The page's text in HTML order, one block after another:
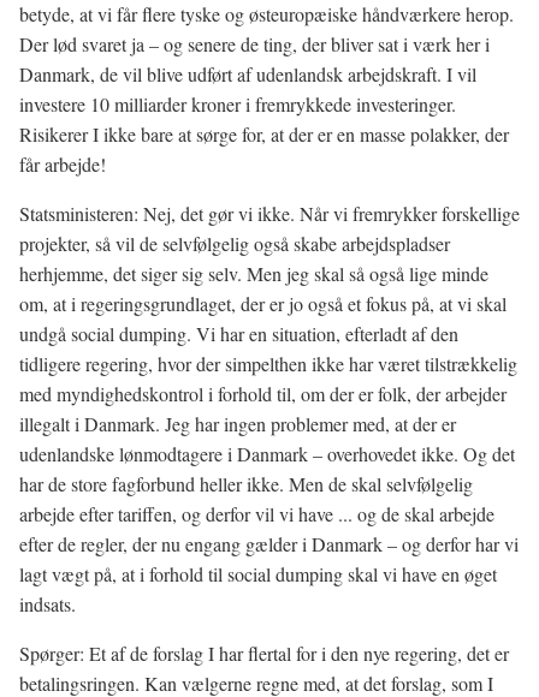
betyde, at vi får flere tyske og østeuropæiske håndværkere herop.
Der lød svaret ja – og senere de ting, der bliver sat i værk her i
Danmark, de vil blive udført af udenlandsk arbejdskraft. I vil
investere 10 milliarder kroner i fremrykkede investeringer.
Risikerer I ikke bare at sørge for, at der er en masse polakker, der
får arbejde!
Statsministeren: Nej, det gør vi ikke. Når vi fremrykker forskellige
projekter, så vil de selvfølgelig også skabe arbejdspladser
herhjemme, det siger sig selv. Men jeg skal så også lige minde
om, at i regeringsgrundlaget, der er jo også et fokus på, at vi skal
undgå social dumping. Vi har en situation, efterladt af den
tidligere regering, hvor der simpelthen ikke har været tilstrækkelig
med myndighedskontrol i forhold til, om der er folk, der arbejder
illegalt i Danmark. Jeg har ingen problemer med, at der er
udenlandske lønmodtagere i Danmark – overhovedet ikke. Og det
har de store fagforbund heller ikke. Men de skal selvfølgelig
arbejde efter tariffen, og derfor vil vi have ... og de skal arbejde
efter de regler, der nu engang gælder i Danmark – og derfor har vi
lagt vægt på, at i forhold til social dumping skal vi have en øget
indsats.
Spørger: Et af de forslag I har flertal for i den nye regering, det er
betalingsringen. Kan vælgerne regne med, at det forslag, som I